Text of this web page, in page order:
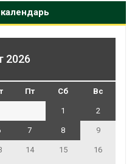
2026
Пт Сб Вс
1 2
7 8 9
14 15 16